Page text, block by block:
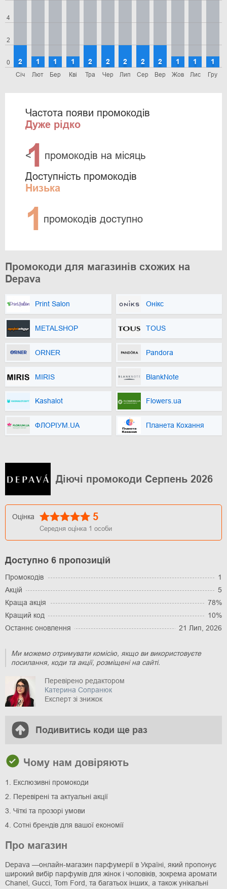
0
2
4
Січ
2
Лют
1
Бер
1
Кві
1
Тра
2
Чер
2
Лип
2
Сер
2
Вер
2
Жов
1
Лис
1
Гру
1
Частота появи промокодів
Дуже рідко
<
1 промокодів на місяць
Доступність промокодів
Низька
1 промокодів доступно
Промокоди для магазинів схожих на
Depava
Print Salon Онікс
METALSHOP TOUS
ORNER Pandora
MIRIS BlankNote
Kashalot Flowers.ua
ФЛОРІУМ.UA Планета Кохання
Діючі промокоди Серпень 2026
Оцінка 5
Середня оцінка 1 особи
Доступно 6 пропозицій
Промокодів
1
Акцій
5
Краща акція
78%
Кращий код
10%
Останнє оновлення
21 Лип, 2026
Ми можемо отримувати комісію, якщо ви використовуєте
посилання, коди та акції, розміщені на сайті.
Перевірено редактором
Катерина Сопранюк
Експерт зі знижок
Подивитись коди ще раз
Чому нам довіряють
1. Екслюзивні промокоди
2. Перевірені та актуальні акції
3. Чіткі та прозорі умови
4. Сотні брендів для вашої економії
Про магазин
Depava —онлайн-магазин парфумерії в Україні, який пропонує
широкий вибір парфумів для жінок і чоловіків, зокрема аромати
Chanel, Gucci, Tom Ford, та багатьох інших, а також унікальні